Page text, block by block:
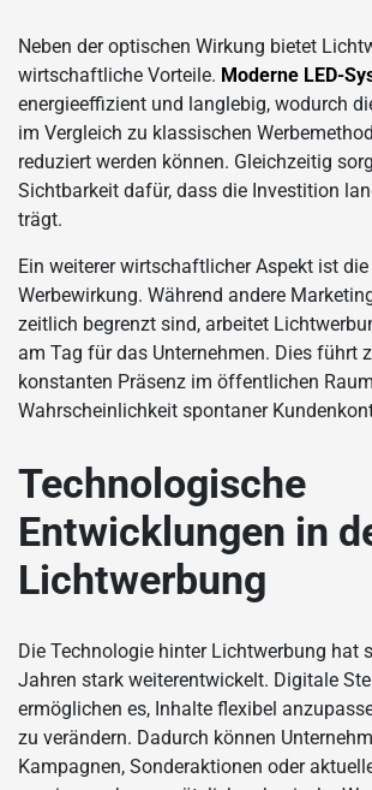
Neben der optischen Wirkung bietet
wirtschaftliche Vorteile. Moderne LED-
energieeffizient und langlebig, wodurch
im Vergleich zu klassischen
reduziert werden können. Gleichzeitig
Sichtbarkeit dafür, dass die Investition
trägt.
Ein weiterer wirtschaftlicher Aspekt ist
Werbewirkung. Während andere
zeitlich begrenzt sind, arbeitet
am Tag für das Unternehmen. Dies führt
konstanten Präsenz im öffentlichen
Wahrscheinlichkeit spontaner
Technologische
Entwicklungen in
Lichtwerbung
Die Technologie hinter Lichtwerbung hat
Jahren stark weiterentwickelt. Digitale
ermöglichen es, Inhalte flexibel
zu verändern. Dadurch können
Kampagnen, Sonderaktionen oder